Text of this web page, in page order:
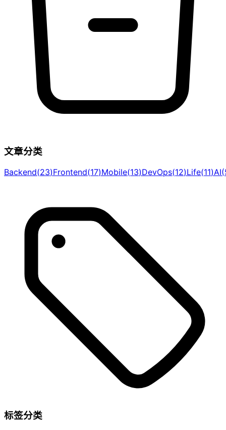
文章分类
Backend(23)Frontend(17)Mobile(13)DevOps(12)Life(11)AI(
标签分类